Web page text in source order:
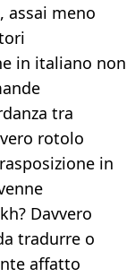
assai meno
in italiano non
tra
rotolo
in
Davvero
tradurre o
affatto